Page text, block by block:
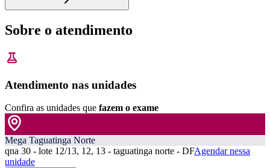
Sobre o atendimento
Atendimento nas unidades
Confira as unidades que fazem o exame
Mega Taguatinga Norte
qna 30 - lote 12/13, 12, 13 - taguatinga norte - DFAgendar nessa
unidade